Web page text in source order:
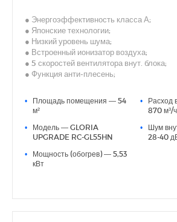
● Энергоэффективность класса А;
● Японские технологии;
● Низкий уровень шума;
● Встроенный ионизатор воздуха;
● 5 скоростей вентилятора внут. блока;
● Функция анти-плесень;
● Дополнительная шумоизоляция
● Русифицированный пульт
•
Площадь помещения — 54
м²
•
Модель — GLORIA
UPGRADE RC-GL55HN
•
Мощность (обогрев) — 5,53
кВт
•
Расход
870 м³/
•
Шум
28-40